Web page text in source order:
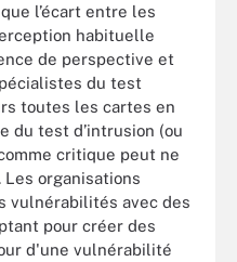
l’écart entre les
habituelle
de perspective et
du test
toutes les cartes en
du test d’intrusion (ou
critique peut ne
Les organisations
vulnérabilités avec des
pour créer des
d'une vulnérabilité